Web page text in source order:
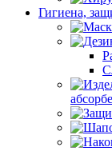
Гигиена,